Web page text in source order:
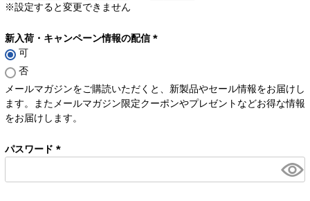
※設定すると変更できません
新入荷・キャンペーン情報の配信
)
可
否
メールマガジンをご購読いただくと、新製品やセール情報をお届けし
ます。またメールマガジン限定クーポンやプレゼントなどお得な情報
をお届けします。
パスワード